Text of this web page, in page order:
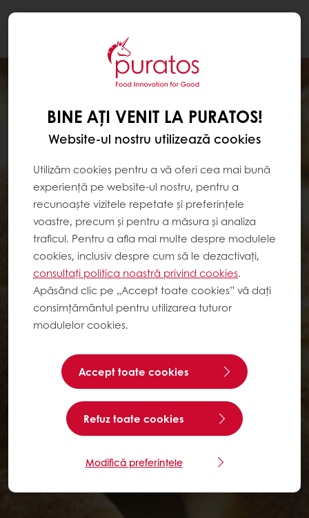
BINE AȚI VENIT LA PURATOS!
Website-ul nostru utilizează cookies
Utilizăm cookies pentru a vă oferi cea mai bună
experiență pe website-ul nostru, pentru a
recunoaște vizitele repetate și preferințele
voastre, precum și pentru a măsura și analiza
traficul. Pentru a afla mai multe despre modulele
cookies, inclusiv despre cum să le dezactivați,
consultați politica noastră privind cookies.
Apăsând clic pe „Accept toate cookies” vă dați
consimțământul pentru utilizarea tuturor
modulelor cookies.
Accept toate cookies
Refuz toate cookies
Modifică preferințele